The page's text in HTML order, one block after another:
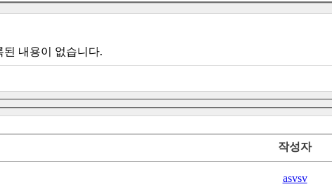
된 내용이 없습니다.
작성자
asvsv